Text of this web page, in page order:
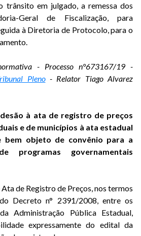
trânsito em julgado, a remessa dos
Geral de Fiscalização, para
à Diretoria de Protocolo, para o
- Processo n°673167/19 -
Pleno- Relator Tiago Alvarez
à ata de registro de preços
e de municípios à ata estadual
bem objeto de convênio para a
programas governamentais
de Registro de Preços, nos termos
Decreto n° 2391/2008, entre os
Administração Pública Estadual,
expressamente do edital da